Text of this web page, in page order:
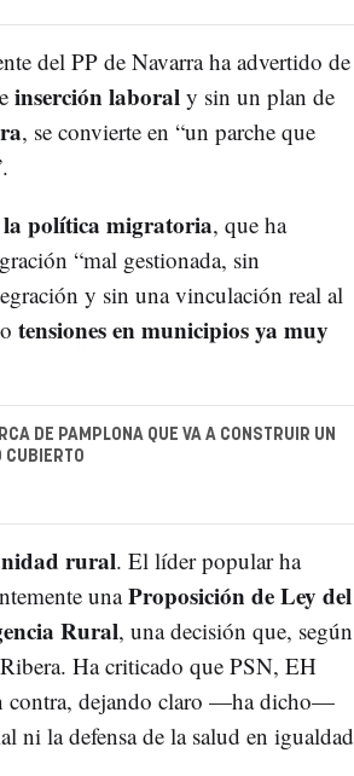
del PP de Navarra ha advertido de
inserción laboral y sin un plan de
, se convierte en “un parche que
la política migratoria, que ha
“mal gestionada, sin
y sin una vinculación real al
tensiones en municipios ya muy
DE PAMPLONA QUE VA A CONSTRUIR UN
CUBIERTO
rural. El líder popular ha
unaProposición de Ley del
Rural, una decisión que, según
Ha criticado que PSN, EH
contra, dejando claro —ha dicho—
ni la defensa de la salud en igualdad